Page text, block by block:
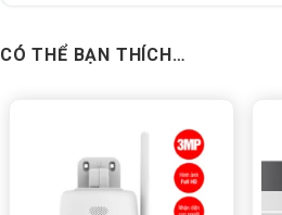
CÓ THỂ BẠN THÍCH…